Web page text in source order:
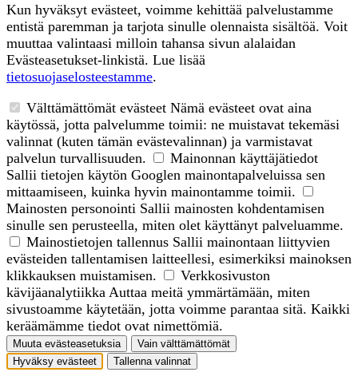
Kun hyväksyt evästeet, voimme kehittää palvelustamme
entistä paremman ja tarjota sinulle olennaista sisältöä. Voit
muuttaa valintaasi milloin tahansa sivun alalaidan
Evästeasetukset-linkistä. Lue lisää
tietosuojaselosteestamme.
Välttämättömät evästeet Nämä evästeet ovat aina
käytössä, jotta palvelumme toimii: ne muistavat tekemäsi
valinnat (kuten tämän evästevalinnan) ja varmistavat
palvelun turvallisuuden.
Mainonnan käyttäjätiedot
Sallii tietojen käytön Googlen mainontapalveluissa sen
mittaamiseen, kuinka hyvin mainontamme toimii.
Mainosten personointi Sallii mainosten kohdentamisen
sinulle sen perusteella, miten olet käyttänyt palveluamme.
Mainostietojen tallennus Sallii mainontaan liittyvien
evästeiden tallentamisen laitteellesi, esimerkiksi mainoksen
klikkauksen muistamisen.
Verkkosivuston
kävijäanalytiikka Auttaa meitä ymmärtämään, miten
sivustoamme käytetään, jotta voimme parantaa sitä. Kaikki
keräämämme tiedot ovat nimettömiä.
Muuta evästeasetuksia
Vain välttämättömät
Hyväksy evästeet
Tallenna valinnat